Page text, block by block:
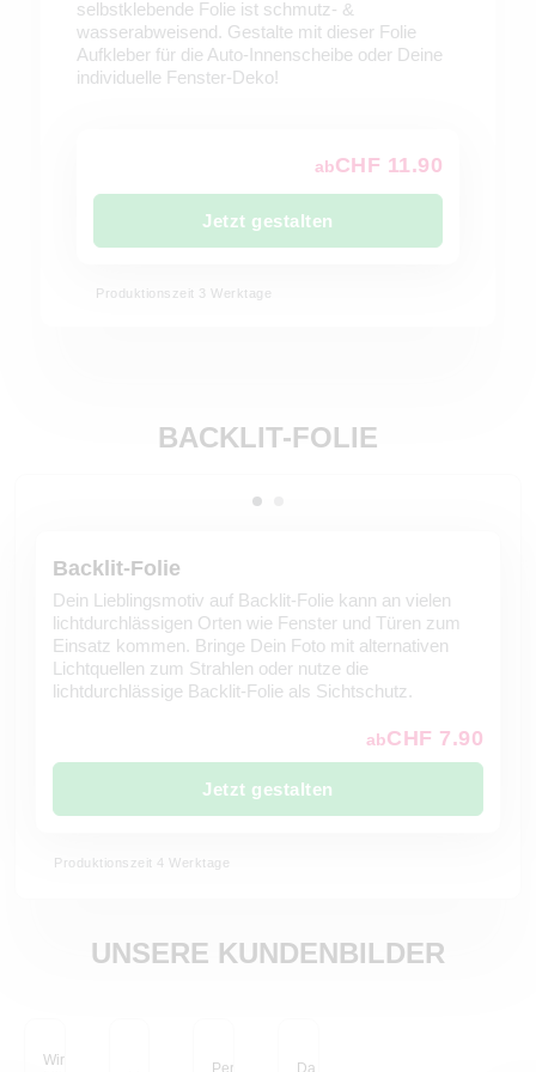
selbstklebende Folie ist schmutz- &
wasserabweisend. Gestalte mit dieser Folie
Aufkleber für die Auto-Innenscheibe oder Deine
individuelle Fenster-Deko!
abCHF 11.90
Jetzt gestalten
Produktionszeit 3 Werktage
BACKLIT-FOLIE
Backlit-Folie
Dein Lieblingsmotiv auf Backlit-Folie kann an vielen
lichtdurchlässigen Orten wie Fenster und Türen zum
Einsatz kommen. Bringe Dein Foto mit alternativen
Lichtquellen zum Strahlen oder nutze die
lichtdurchlässige Backlit-Folie als Sichtschutz.
abCHF 7.90
Jetzt gestalten
Produktionszeit 4 Werktage
UNSERE KUNDENBILDER
Wir haben die alte
Perfekt! Die KlebefolieDa 10 cm hinter dem